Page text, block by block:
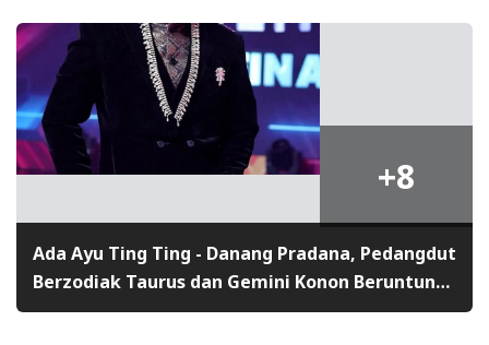
+8
Ada Ayu Ting Ting - Danang Pradana, Pedangdut
Berzodiak Taurus dan Gemini Konon Beruntung
dan Disukai Banyak Orang, Ada yang Sama?